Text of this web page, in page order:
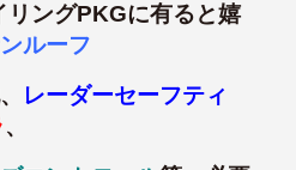
ングPKGに有ると嬉
ルーフ
レーダーセーフティ
、